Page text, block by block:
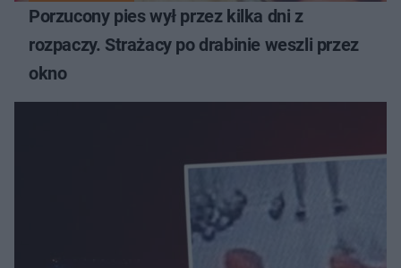
Porzucony pies wył przez kilka dni z
rozpaczy. Strażacy po drabinie weszli przez
okno